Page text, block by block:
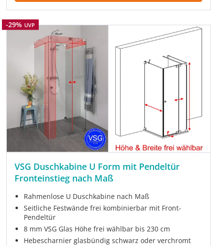
Rabatt
-29% UVP
VSG Duschkabine U Form mit Pendeltür
Fronteinstieg nach Maß
Rahmenlose U Duschkabine nach Maß
Seitliche Festwände frei kombinierbar mit Front-
Pendeltür
8 mm VSG Glas Höhe frei wählbar bis 230 cm
Hebescharnier glasbündig schwarz oder verchromt